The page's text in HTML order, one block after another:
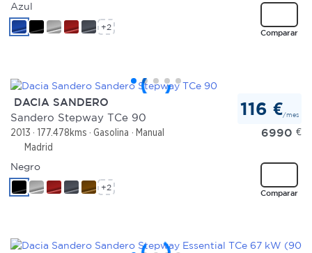
Comparar
Azul
+2
DACIA SANDERO
Sandero Stepway TCe 90
2013 177.478kms Gasolina
Manual
Madrid
116 €/mes
6990 €
Comparar
Negro
+2